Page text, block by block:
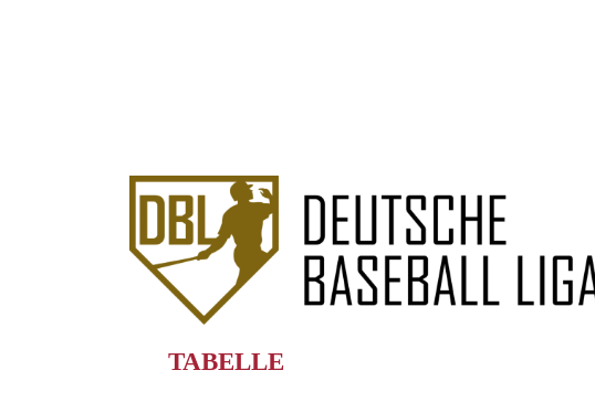
TABELLE